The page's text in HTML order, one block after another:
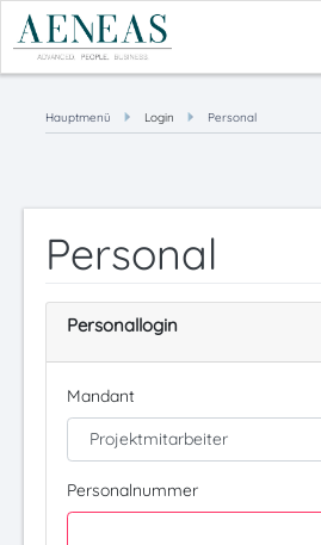
Hauptmenü
Hauptmenü Login Personal
Personal
Personallogin
Mandant
Personalnummer